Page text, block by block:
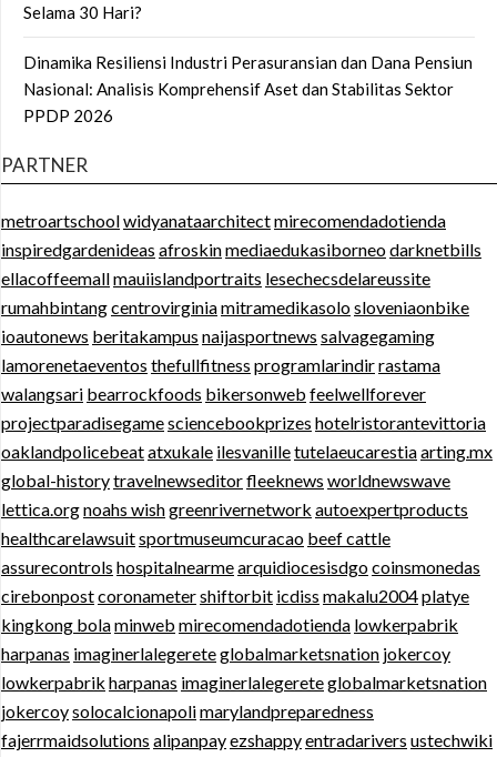
Selama 30 Hari?
Dinamika Resiliensi Industri Perasuransian dan Dana Pensiun
Nasional: Analisis Komprehensif Aset dan Stabilitas Sektor
PPDP 2026
PARTNER
metroartschoolwidyanataarchitectmirecomendadotienda
inspiredgardenideas afroskinmediaedukasiborneodarknetbills
ellacoffeemallmauiislandportraits lesechecsdelareussite
rumahbintangcentrovirginiamitramedikasolosloveniaonbike
ioautonews beritakampus naijasportnews salvagegaming
lamorenetaeventos thefullfitness programlarindirrastama
walangsari bearrockfoods bikersonweb feelwellforever
projectparadisegamesciencebookprizes hotelristorantevittoria
oaklandpolicebeatatxukale ilesvanilletutelaeucarestiaarting.mx
global-historytravelnewseditorfleeknews worldnewswave
lettica.orgnoahs wishgreenrivernetwork autoexpertproducts
healthcarelawsuitsportmuseumcuracao beef cattle
assurecontrols hospitalnearmearquidiocesisdgocoinsmonedas
cirebonpostcoronametershiftorbit icdiss makalu2004platye
kingkong bolaminweb mirecomendadotienda lowkerpabrik
harpanas imaginerlalegereteglobalmarketsnation jokercoy
lowkerpabrik harpanas imaginerlalegereteglobalmarketsnation
jokercoysolocalcionapolimarylandpreparedness
fajerrmaidsolutions alipanpayezshappyentradarivers ustechwiki